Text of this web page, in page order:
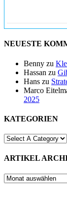
NEUESTE
Benny zu
Hassan zu
Hans zu
Marco
2025
KATEGORIEN
ARTIKEL
ARTIKEL